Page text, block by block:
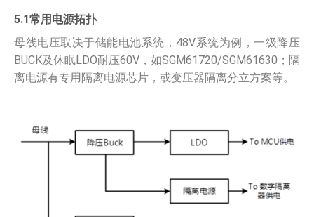
5.1常用电源拓扑
母线电压取决于储能电池系统，48V系统为例，一级降压
BUCK及休眠LDO耐压60V，如SGM61720/SGM61630；隔
离电源有专用隔离电源芯片，或变压器隔离分立方案等。